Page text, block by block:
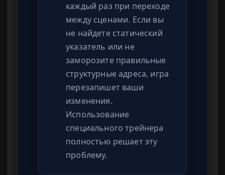
каждый раз при переходе
между сценами. Если вы
не найдете статический
указатель или не
заморозите правильные
структурные адреса, игра
перезапишет ваши
изменения.
Использование
специального трейнера
полностью решает эту
проблему.